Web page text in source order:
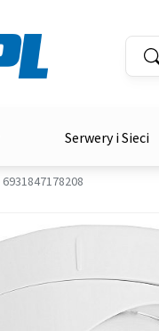
Serwery i Sieci
6931847178208